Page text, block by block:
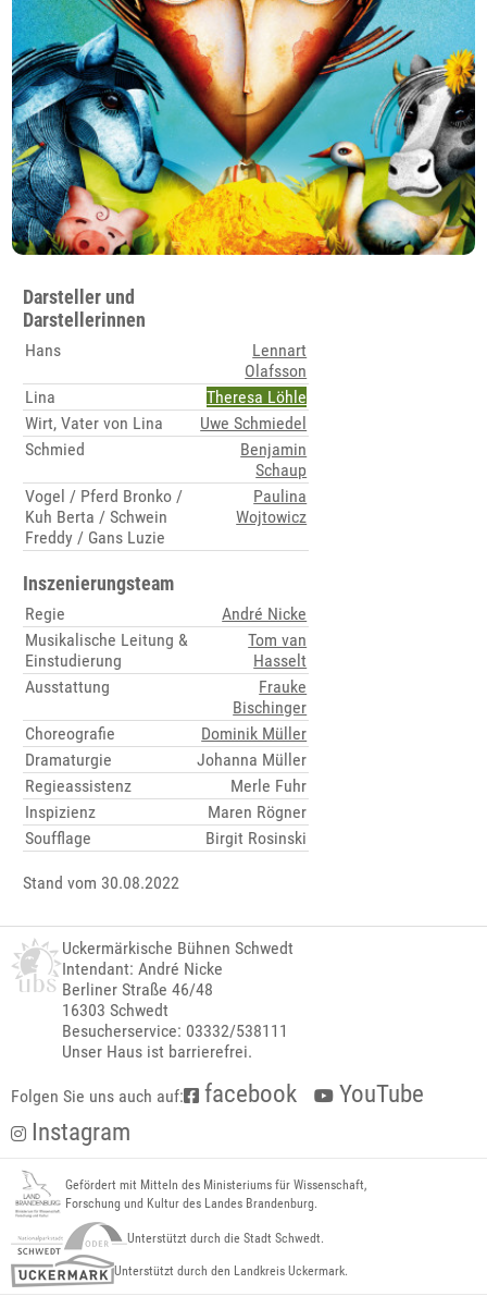
Darsteller und
Darstellerinnen
Hans
Lennart
Olafsson
Lina
Theresa Löhle
Wirt, Vater von Lina
Uwe Schmiedel
Schmied
Benjamin
Schaup
Vogel / Pferd Bronko /
Kuh Berta / Schwein
Freddy / Gans Luzie
Paulina
Wojtowicz
Inszenierungsteam
Regie
André Nicke
Musikalische Leitung &
Einstudierung
Tom van
Hasselt
Ausstattung
Frauke
Bischinger
Choreografie
Dominik Müller
Dramaturgie
Johanna Müller
Regieassistenz
Merle Fuhr
Inspizienz
Maren Rögner
Soufflage
Birgit Rosinski
Stand vom 30.08.2022
Uckermärkische Bühnen Schwedt
Intendant: André Nicke
Berliner Straße 46/48
16303 Schwedt
Besucherservice: 03332/538111
Unser Haus ist barrierefrei.
Folgen Sie uns auch auf: facebook
YouTube
Instagram
Gefördert mit Mitteln des Ministeriums für Wissenschaft,
Forschung und Kultur des Landes Brandenburg.
Unterstützt durch die Stadt Schwedt.
Unterstützt durch den Landkreis Uckermark.